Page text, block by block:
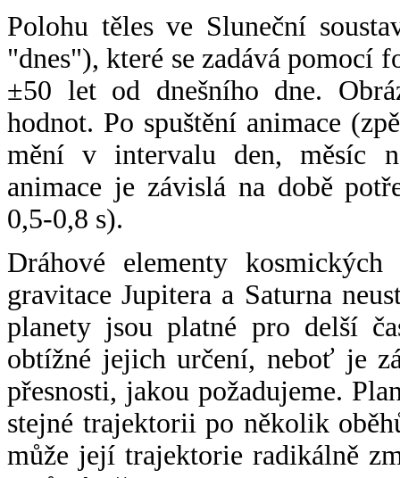
Polohu těles ve Sluneční
"dnes"), které se zadává pomocí
±50 let od dnešního dne.
hodnot. Po spuštění animace
mění v intervalu den, měsíc
animace je závislá na době
0,5-0,8 s).
Dráhové elementy
gravitace Jupitera a Saturna
planety jsou platné pro delší
obtížné jejich určení, neboť je
přesnosti, jakou požadujeme.
stejné trajektorii po několik
může její trajektorie radikálně